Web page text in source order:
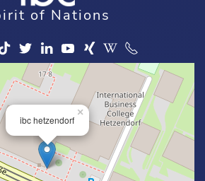
of Nations
ibc hetzendorf
×